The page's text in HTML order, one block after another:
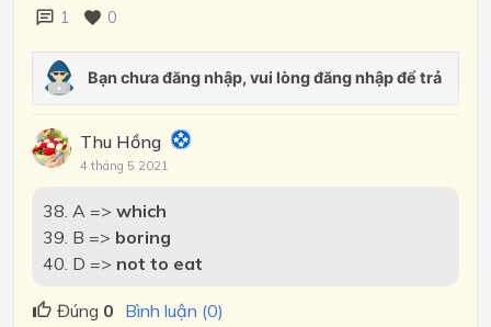
1 0
Thu Hồng
4 tháng 5 2021
38. A => which
39. B => boring
40. D => not to eat
Đúng 0 Bình luận (0)